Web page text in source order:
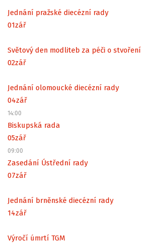
Jednání pražské diecézní rady
01zář
Světový den modliteb za péči o stvoření
02zář
Jednání olomoucké diecézní rady
04zář
14:00
Biskupská rada
05zář
09:00
Zasedání Ústřední rady
07zář
Jednání brněnské diecézní rady
14zář
Výročí úmrtí TGM